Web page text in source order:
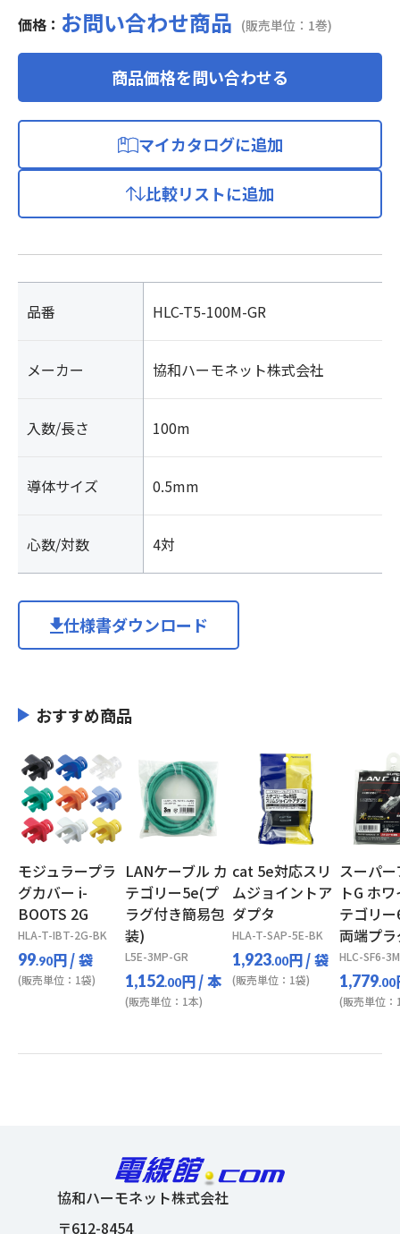
価格： お問い合わせ商品 (販売単位：1巻)
商品価格を問い合わせる
マイカタログに追加
比較リストに追加
品番 HLC-T5-100M-GR
メーカー 協和ハーモネット株式会社
入数/長さ 100m
導体サイズ 0.5mm
心数/対数 4対
仕様書ダウンロード
おすすめ商品
モジュラープラ
グカバー i-
BOOTS 2G
HLA-T-IBT-2G-BK
99.90円/ 袋
(販売単位：1袋)
LANケーブル カ
テゴリー5e(プ
ラグ付き簡易包
装)
L5E-3MP-GR
1,152.00円/ 本
(販売単位：1本)
cat 5e対応スリ
ムジョイントア
ダプタ
HLA-T-SAP-5E-BK
1,923.00円/ 袋
(販売単位：1袋)
スーパ
トG ホ
テゴリ
両端プ
HLC-SF6-
1,779.00
(販売単位：
協和ハーモネット株式会社
〒612-8454